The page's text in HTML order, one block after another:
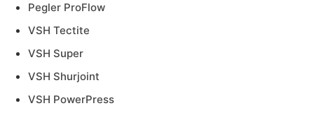
Pegler ProFlow
VSH Tectite
VSH Super
VSH Shurjoint
VSH PowerPress